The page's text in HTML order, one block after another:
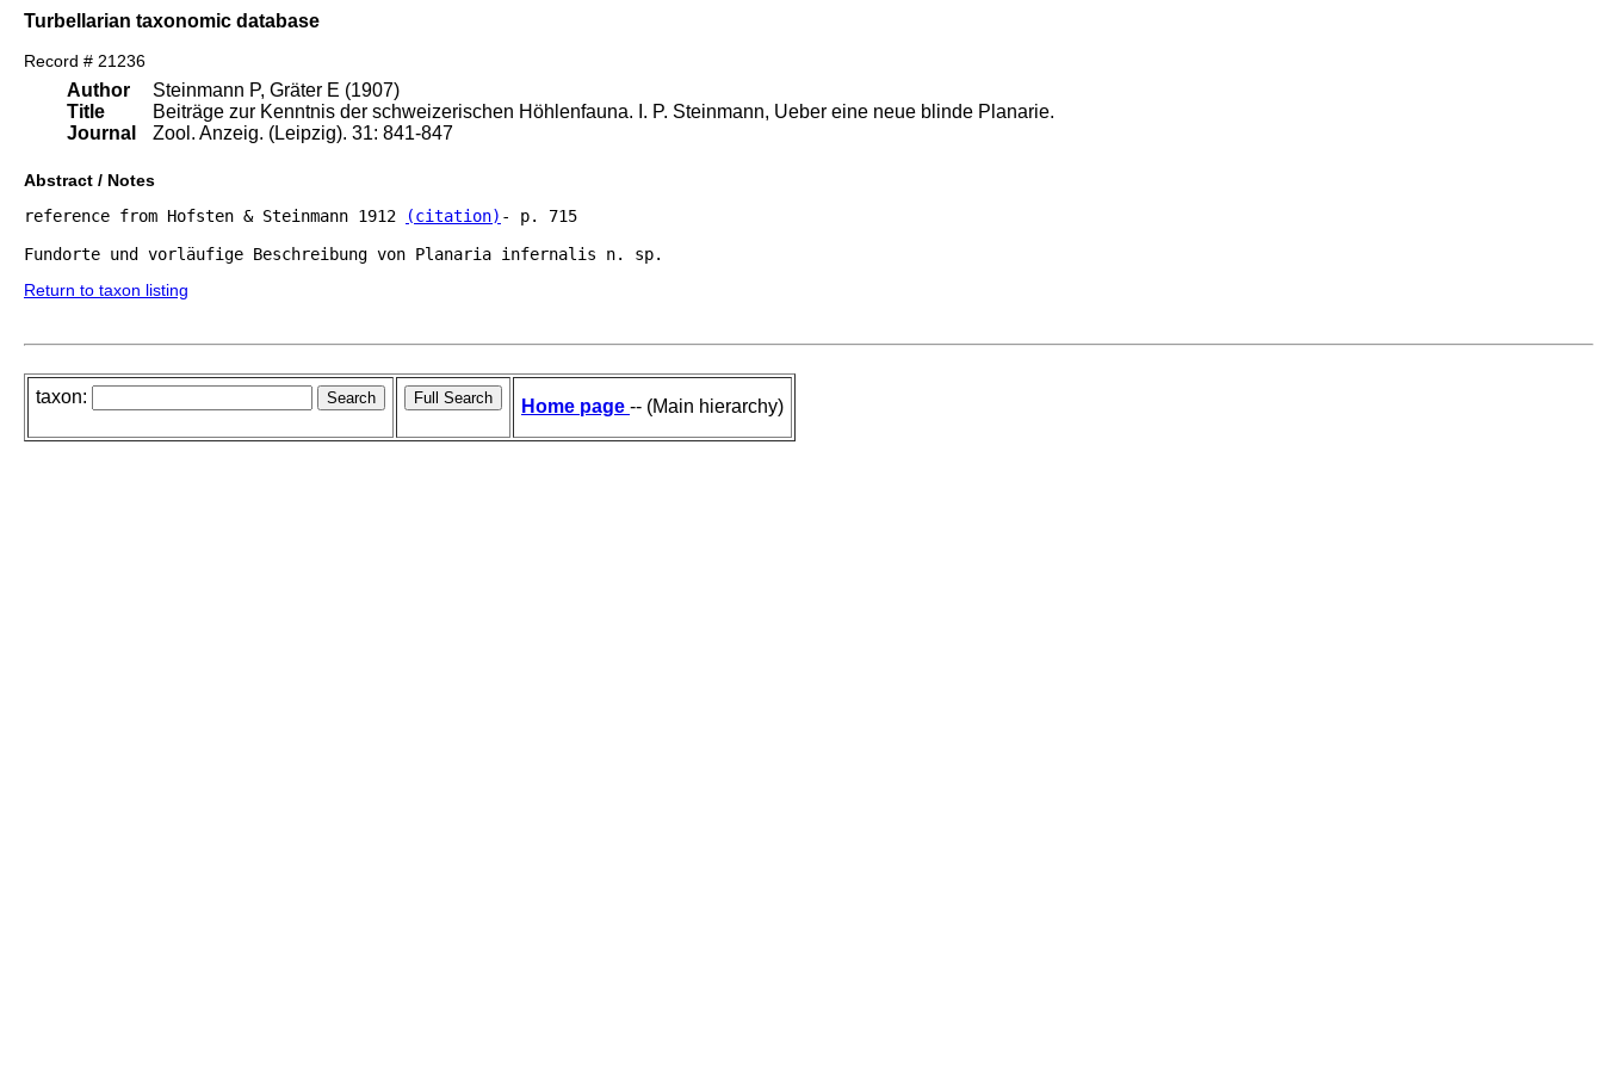
Turbellarian taxonomic database
Record # 21236
Author
Title
Journal
Steinmann P, Gräter E (1907)
Beiträge zur Kenntnis der schweizerischen Höhlenfauna. I. P. Steinmann, Ueber eine neue blinde Planarie.
Zool. Anzeig. (Leipzig). 31: 841-847
Abstract / Notes
reference from Hofsten & Steinmann 1912
(citation) - p. 715
Fundorte und vorläufige Beschreibung von Planaria infernalis n. sp.
Return to taxon listing
taxon: Home page -- (Main hierarchy)